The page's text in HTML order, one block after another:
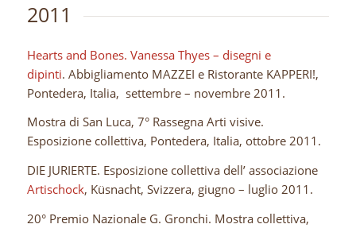
2011
Hearts and Bones. Vanessa Thyes – disegni e
dipinti. Abbigliamento MAZZEI e Ristorante KAPPERI!,
Pontedera, Italia, settembre – novembre 2011.
Mostra di San Luca, 7° Rassegna Arti visive.
Esposizione collettiva, Pontedera, Italia, ottobre 2011.
DIE JURIERTE. Esposizione collettiva dell’ associazione
Artischock, Küsnacht, Svizzera, giugno – luglio 2011.
20° Premio Nazionale G. Gronchi. Mostra collettiva,